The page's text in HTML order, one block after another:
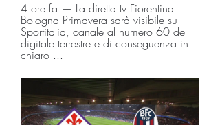
4 ore fa — La diretta tv Fiorentina
Bologna Primavera sarà visibile su
Sportitalia, canale al numero 60 del
digitale terrestre e di conseguenza in
chiaro ...